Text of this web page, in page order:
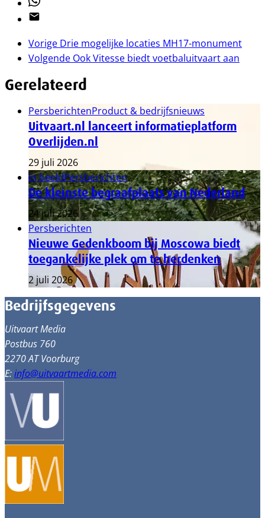
Email
Vorige Drie mogelijke locaties MH17-monument
Volgende Ook Vitesse biedt voetbaluitvaart aan
Gerelateerd
PersberichtenProduct & bedrijfsnieuws
Uitvaart.nl lanceert informatieplatform
Overlijden.nl
29 juli 2026
In beeldPersberichten
De kleinste begraafplaats van Nederland
24 juli 2026
Persberichten
Nieuwe Gedenkboom bij Moscowa biedt
toegankelijke plek om te herdenken
2 juli 2026
Bedrijfsgegevens
Uitvaart Media
Postbus 760
2270 AT Voorburg
E:info@uitvaartmedia.com